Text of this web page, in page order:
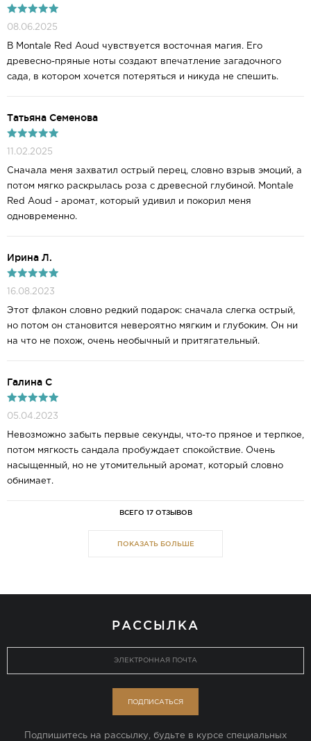
08.06.2025
В Montale Red Aoud чувствуется восточная магия. Его
древесно-пряные ноты создают впечатление загадочного
сада, в котором хочется потеряться и никуда не спешить.
Татьяна Семенова
11.02.2025
Сначала меня захватил острый перец, словно взрыв эмоций, а
потом мягко раскрылась роза с древесной глубиной. Montale
Red Aoud - аромат, который удивил и покорил меня
одновременно.
Ирина Л.
16.08.2023
Этот флакон словно редкий подарок: сначала слегка острый,
но потом он становится невероятно мягким и глубоким. Он ни
на что не похож, очень необычный и притягательный.
Галина С
05.04.2023
Невозможно забыть первые секунды, что-то пряное и терпкое,
потом мягкость сандала пробуждает спокойствие. Очень
насыщенный, но не утомительный аромат, который словно
обнимает.
ВСЕГО 17 ОТЗЫВОВ
ПОКАЗАТЬ БОЛЬШЕ
РАССЫЛКА
ПОДПИСАТЬСЯ
Подпишитесь на рассылку, будьте в курсе специальных